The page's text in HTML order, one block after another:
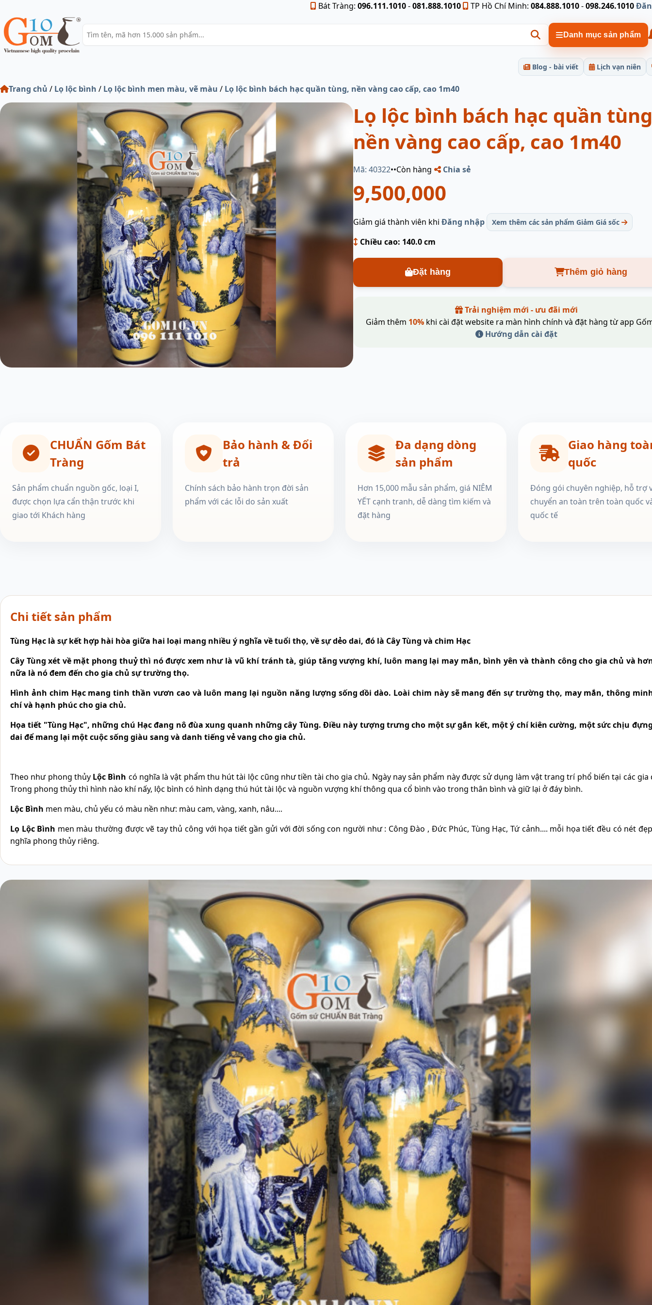
Bát Tràng: 096.111.1010-081.888.1010 TP Hồ Chí Minh: 084.888.1010-098.246.1010
Danh mục sản phẩm
Lịch vạn niên
Blog - bài viết
Trang chủ / Lọ lộc bình / Lọ lộc bình men màu, vẽ màu / Lọ lộc bình bách hạc quần tùng, nền vàng cao cấp, cao 1m40
Lọ lộc bình bách hạc quần
nền vàng cao cấp, cao 1m40
Mã: 40322••Còn hàng Chia sẻ
9,500,000
Giảm giá thành viên khi Đăng nhập Xem thêm các sản phẩm Giảm Giá sốc
Chiều cao: 140.0 cm
Đặt hàng Thêm giỏ hàng
Trải nghiệm mới - ưu đãi mới
Giảm thêm 10% khi cài đặt website ra màn hình chính và đặt hàng từ app
Hướng dẫn cài đặt
CHUẨN Gốm Bát
Tràng
Sản phẩm chuẩn nguồn gốc, loại I,
được chọn lựa cẩn thận trước khi
giao tới Khách hàng
Bảo hành & Đổi
trả
Chính sách bảo hành trọn đời sản
phẩm với các lỗi do sản xuất
Đa dạng dòng
sản phẩm
Hơn 15,000 mẫu sản phẩm, giá NIÊM
YẾT cạnh tranh, dễ dàng tìm kiếm và
đặt hàng
Giao hàng
quốc
Đóng gói chuyên nghiệp, hỗ trợ
chuyển an toàn trên toàn quốc
quốc tế
Chi tiết sản phẩm
Tùng Hạc là sự kết hợp hài hòa giữa hai loại mang nhiều ý nghĩa về tuổi thọ, về sự dẻo dai, đó là Cây Tùng và chim Hạc
Cây Tùng xét về mặt phong thuỷ thì nó được xem như là vũ khí tránh tà, giúp tăng vượng khí, luôn mang lại may mắn, bình yên và thành công cho gia chủ và
nữa là nó đem đến cho gia chủ sự trường thọ.
Hình ảnh chim Hạcmang tinh thần vươn cao và luôn mang lại nguồn năng lượng sống dồi dào. Loài chim này sẽ mang đến sự trường thọ, may mắn, thông
chí và hạnh phúc cho gia chủ.
Họa tiết "Tùng Hạc", những chú Hạc đang nô đùa xung quanh những cây Tùng. Điều này tượng trưng cho một sự gắn kết, một ý chí kiên cường, một sức chịu
dai để mang lại một cuộc sống giàu sang và danh tiếng vẻ vang cho gia chủ.
Theo như phong thủy Lộc Bình có nghĩa là vật phẩm thu hút tài lộc cũng như tiền tài cho gia chủ. Ngày nay sản phẩm này được sử dụng làm vật trang trí phổ biến tại các gia
Trong phong thủy thì hình nào khí nấy, lộc bình có hình dạng thú hút tài lộc và nguồn vượng khí thông qua cổ bình vào trong thân bình và giữ lại ở đáy bình.
Lộc Bình men màu, chủ yếu có màu nền như: màu cam, vàng, xanh, nâu....
Lọ Lộc Bình men màu thường được vẽ tay thủ công với họa tiết gần gửi với đời sống con người như : Công Đào , Đức Phúc, Tùng Hạc, Tứ cảnh.... mỗi họa tiết đều có nét
nghĩa phong thủy riêng.